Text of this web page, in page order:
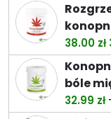
38.00 zł
bóle
32.99 zł